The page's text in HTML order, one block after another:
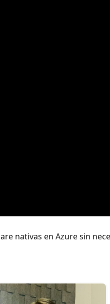
nativas en Azure sin